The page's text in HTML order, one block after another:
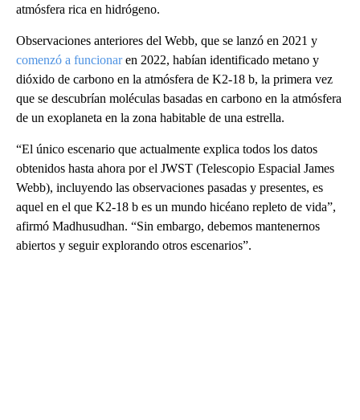
atmósfera rica en hidrógeno.
Observaciones anteriores del Webb, que se lanzó en 2021 y
comenzó a funcionaren 2022, habían identificado metano y
dióxido de carbono en la atmósfera de K2-18 b, la primera vez
que se descubrían moléculas basadas en carbono en la atmósfera
de un exoplaneta en la zona habitable de una estrella.
“El único escenario que actualmente explica todos los datos
obtenidos hasta ahora por el JWST (Telescopio Espacial James
Webb), incluyendo las observaciones pasadas y presentes, es
aquel en el que K2-18 b es un mundo hicéano repleto de vida”,
afirmó Madhusudhan. “Sin embargo, debemos mantenernos
abiertos y seguir explorando otros escenarios”.